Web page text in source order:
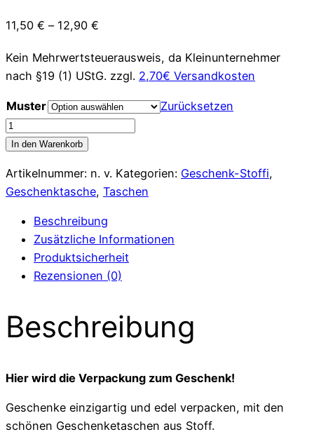
11,50 € – 12,90 €
Kein Mehrwertsteuerausweis, da Kleinunternehmer
nach §19 (1) UStG. zzgl. 2,70€ Versandkosten
Muster
Zurücksetzen
Weihnachtliche
Geschenktasche
Stoff,
einzigartig
verstärkten
einen
Menge
In den Warenkorb
Artikelnummer: n. v. Kategorien: Geschenk-Stoffi,
Geschenktasche, Taschen
Beschreibung
Zusätzliche Informationen
Produktsicherheit
Rezensionen (0)
Beschreibung
Hier wird die Verpackung zum Geschenk!
Geschenke einzigartig und edel verpacken, mit den
schönen Geschenketaschen aus Stoff.